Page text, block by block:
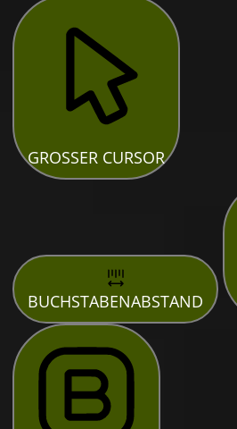
GROSSER CURSOR
BUCHSTABENABSTAND